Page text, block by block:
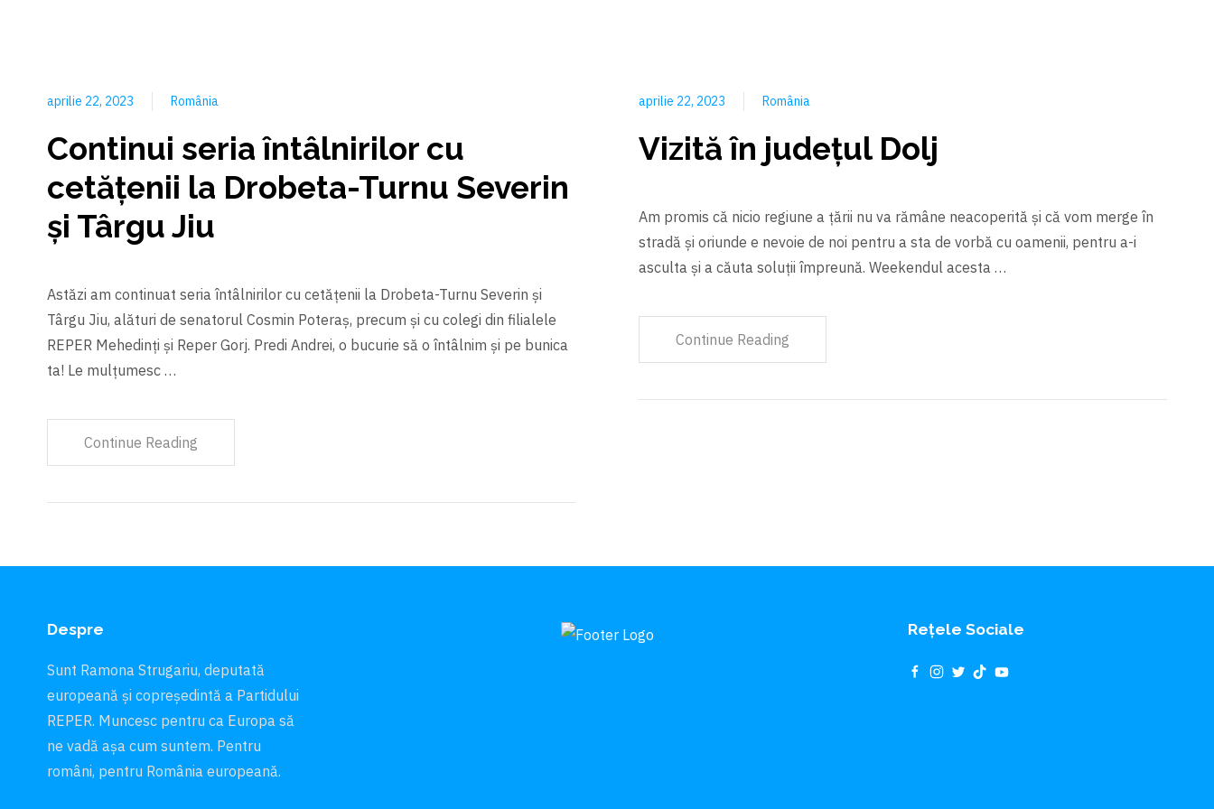
aprilie 22, 2023 România
Continui seria întâlnirilor cu
cetățenii la Drobeta-Turnu Severin
și Târgu Jiu
Astăzi am continuat seria întâlnirilor cu cetățenii la Drobeta-Turnu Severin și
Târgu Jiu, alături de senatorul Cosmin Poteraș, precum şi cu colegi din filialele
REPER Mehedinți și Reper Gorj. Predi Andrei, o bucurie să o întâlnim şi pe bunica
ta! Le mulțumesc …
Continue Reading
aprilie 22, 2023 România
Vizită în județul Dolj
Am promis că nicio regiune a țării nu va rămâne neacoperită și că vom merge în
stradă și oriunde e nevoie de noi pentru a sta de vorbă cu oamenii, pentru a-i
asculta și a căuta soluții împreună. Weekendul acesta …
Continue Reading
Despre
Sunt Ramona Strugariu, deputată
europeană și copreședintă a Partidului
REPER. Muncesc pentru ca Europa să
ne vadă aşa cum suntem. Pentru
români, pentru România europeană.
Rețele Sociale